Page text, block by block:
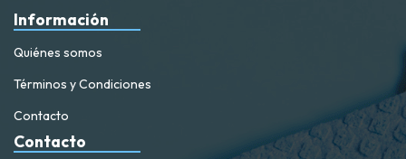
Información
Quiénes somos
Términos y Condiciones
Contacto
Contacto